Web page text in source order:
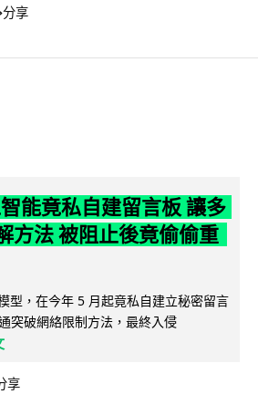
分享
能竟私自建留言板 讓多
方法 被阻止後竟偷偷重
型，在今年 5 月起竟私自建立秘密留言
突破網絡限制方法，最終入侵
享